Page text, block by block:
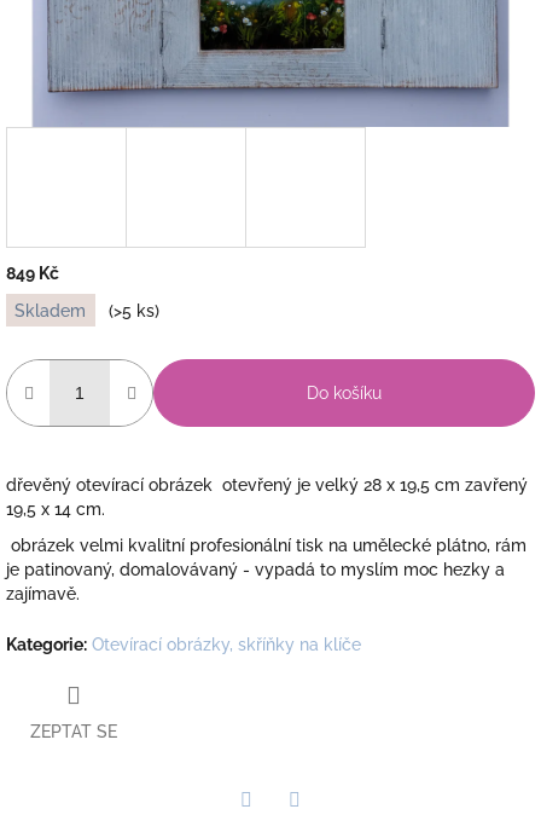
849 Kč
Měrná
cena:
Skladem (>5 ks)
Do košíku
dřevěný otevírací obrázek otevřený je velký 28 x 19,5 cm zavřený
19,5 x 14 cm.
obrázek velmi kvalitní profesionální tisk na umělecké plátno, rám
je patinovaný, domalovávaný - vypadá to myslím moc hezky a
zajímavě.
Kategorie: Otevírací obrázky, skříňky na klíče
ZEPTAT SE